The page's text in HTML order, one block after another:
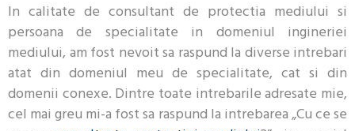
In calitate de consultant de protectia mediului si
persoana de specialitate in domeniul ingineriei
mediului, am fost nevoit sa raspund la diverse intrebari
atat din domeniul meu de specialitate, cat si din
domenii conexe. Dintre toate intrebarile adresate mie,
cel mai greu mi-a fost sa raspund la intrebarea „Cu ce se